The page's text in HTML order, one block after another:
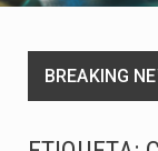
BREAKING